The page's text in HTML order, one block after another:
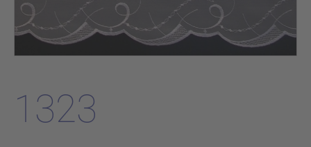
1323